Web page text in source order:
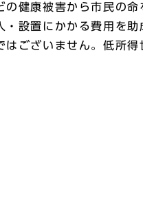
健康被害から市民の
設置にかかる費用を助
ございません。低所得